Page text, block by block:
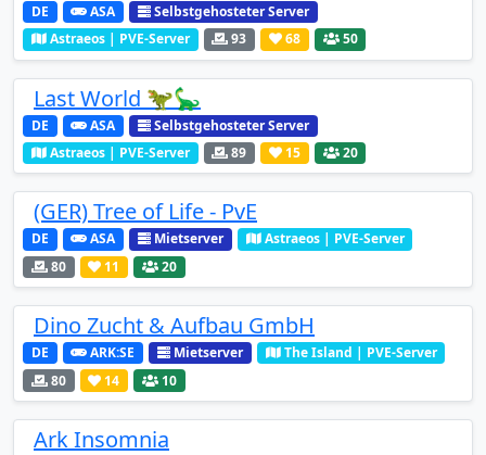
DE ASA
Selbstgehosteter Server
Astraeos | PVE-Server
93 68 50
Last World 🦖🦕
DE ASA
Selbstgehosteter Server
Astraeos | PVE-Server
89 15 20
(GER) Tree of Life - PvE
DE ASA Mietserver
Astraeos | PVE-Server
80
11 20
Dino Zucht & Aufbau GmbH
DE ARK:SE Mietserver
The Island | PVE-Server
80
14 10
Ark Insomnia